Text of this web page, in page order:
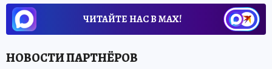
ЧИТАЙТЕ НАС В МАХ!